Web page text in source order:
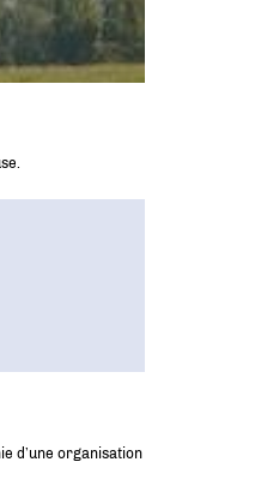
d’une organisation